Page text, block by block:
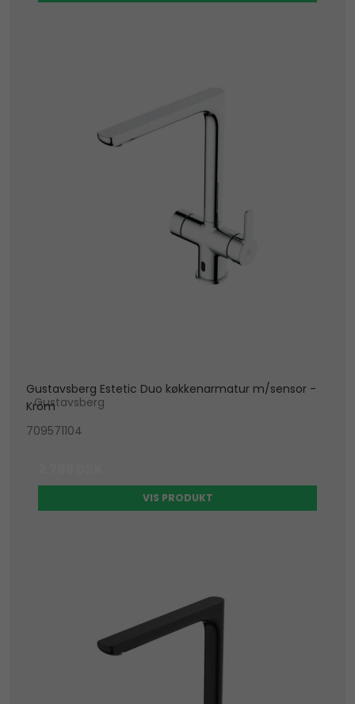
Gustavsberg Estetic Duo køkkenarmatur m/sensor -
Krom
Gustavsberg
709571104
VIS PRODUKT